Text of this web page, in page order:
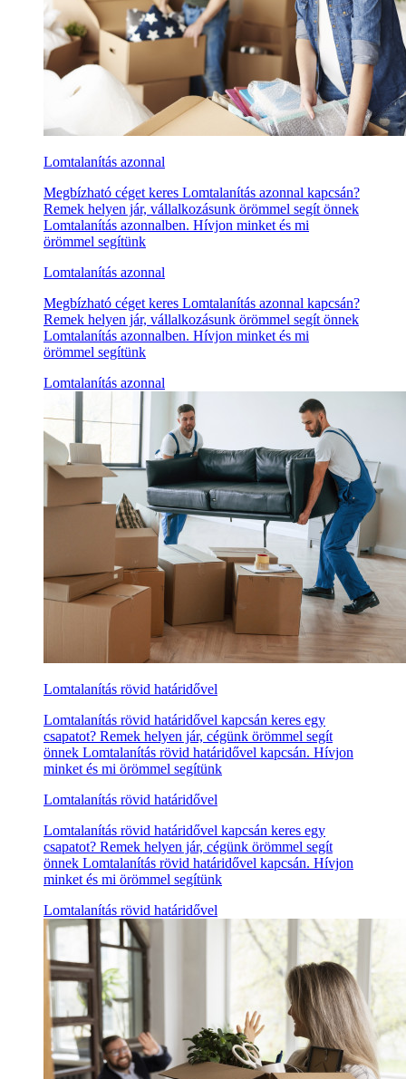
Lomtalanítás azonnal
Megbízható céget keres Lomtalanítás azonnal kapcsán?
Remek helyen jár, vállalkozásunk örömmel segít önnek
Lomtalanítás azonnalben. Hívjon minket és mi
örömmel segítünk
Lomtalanítás azonnal
Megbízható céget keres Lomtalanítás azonnal kapcsán?
Remek helyen jár, vállalkozásunk örömmel segít önnek
Lomtalanítás azonnalben. Hívjon minket és mi
örömmel segítünk
Lomtalanítás azonnal
Lomtalanítás rövid határidővel
Lomtalanítás rövid határidővel kapcsán keres egy
csapatot? Remek helyen jár, cégünk örömmel segít
önnek Lomtalanítás rövid határidővel kapcsán. Hívjon
minket és mi örömmel segítünk
Lomtalanítás rövid határidővel
Lomtalanítás rövid határidővel kapcsán keres egy
csapatot? Remek helyen jár, cégünk örömmel segít
önnek Lomtalanítás rövid határidővel kapcsán. Hívjon
minket és mi örömmel segítünk
Lomtalanítás rövid határidővel